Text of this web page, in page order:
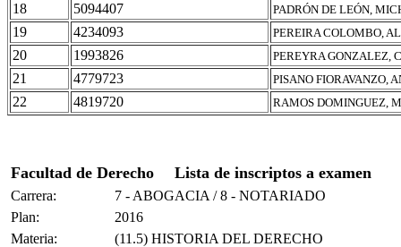
18 5094407 PADRÓN DE LEÓN,
19 4234093 PEREIRA COLOMBO,
20 1993826 PEREYRA GONZALEZ,
21 4779723 PISANO FIORAVANZO,
22 4819720 RAMOS DOMINGUEZ,
Facultad de Derecho Lista de inscriptos a examen
Carrera:
7 - ABOGACIA / 8 - NOTARIADO
Plan:
2016
Materia:
(11.5) HISTORIA DEL DERECHO